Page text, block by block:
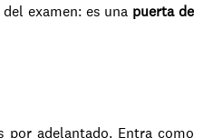
examen: es una puerta de